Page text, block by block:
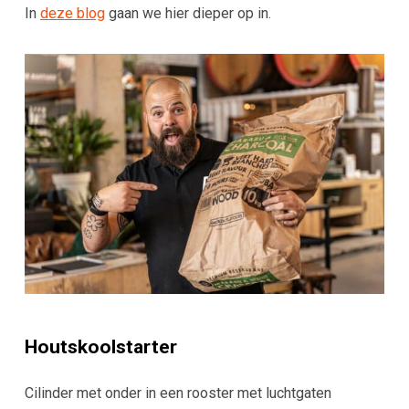
In deze bloggaan we hier dieper op in.
Houtskoolstarter
Cilinder met onder in een rooster met luchtgaten